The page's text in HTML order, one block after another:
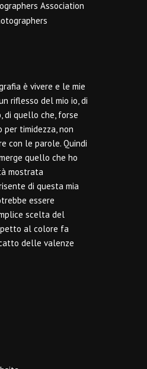
è vivere e le mie
riflesso del mio io, di
di quello che, forse
per timidezza, non
con le parole. Quindi
quello che ho
mostrata
di questa mia
essere
scelta del
al colore fa
delle valenze